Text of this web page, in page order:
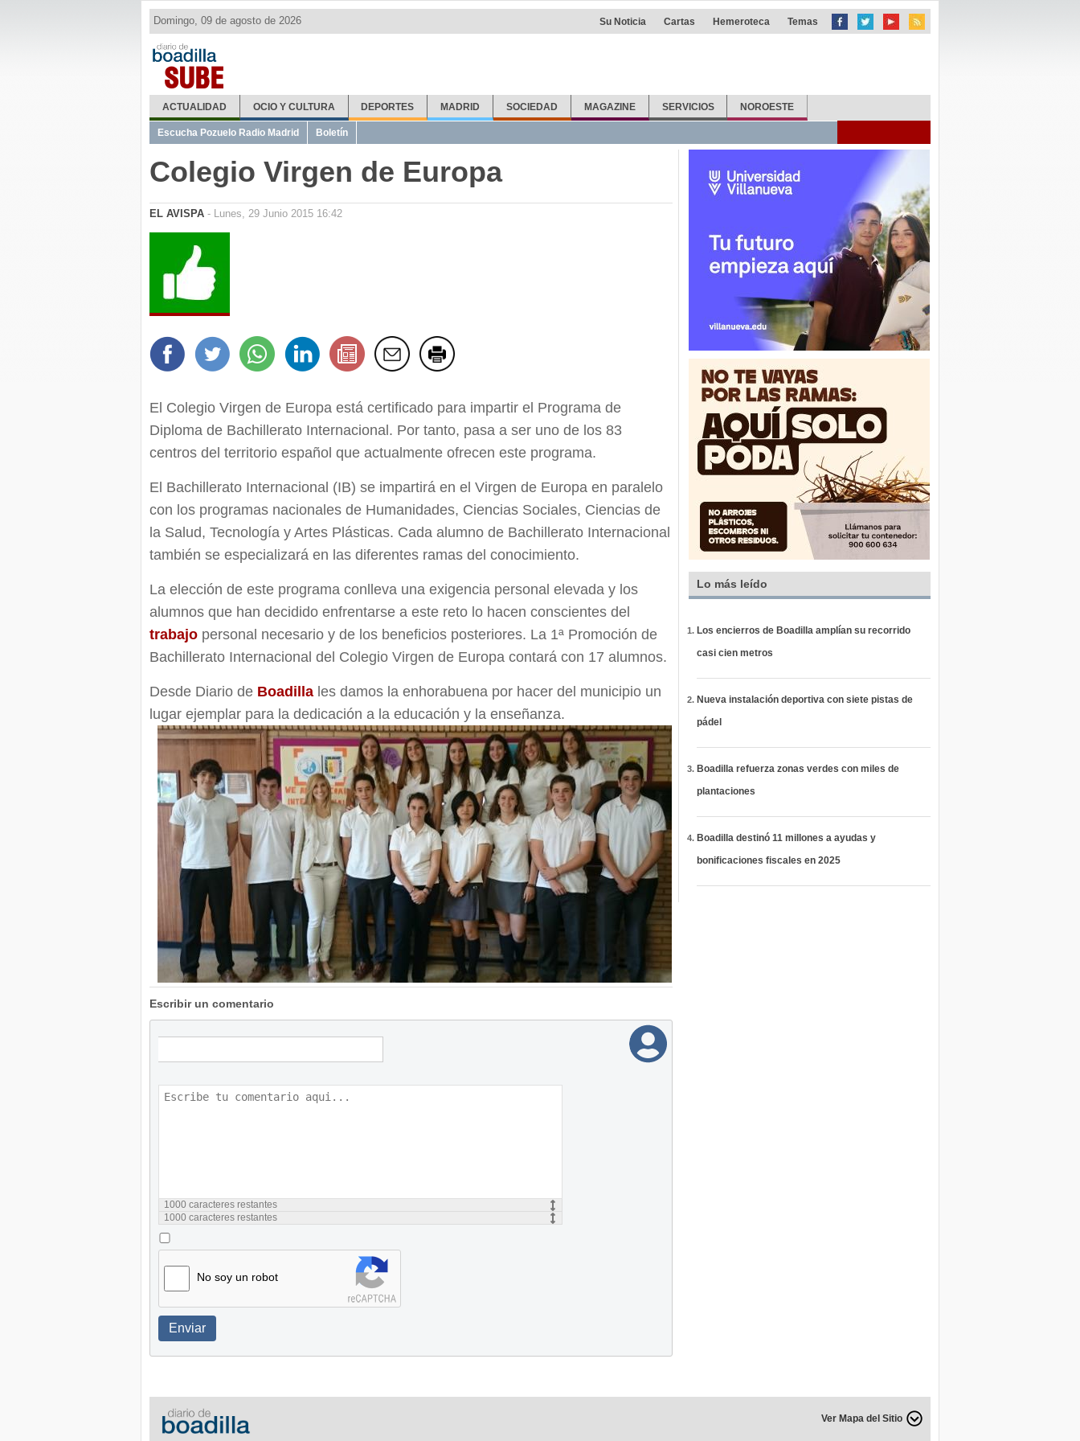
SUBE
Domingo, 09 de agosto de 2026 Su Noticia Cartas Hemeroteca Temas
ACTUALIDAD OCIO Y CULTURA DEPORTES MADRID SOCIEDAD MAGAZINE SERVICIOS NOROESTE
Escucha Pozuelo Radio Madrid Boletín
Colegio Virgen de Europa
EL AVISPA - Lunes, 29 Junio 2015 16:42
El Colegio Virgen de Europa está certificado para impartir el Programa de
Diploma de Bachillerato Internacional. Por tanto, pasa a ser uno de los 83
centros del territorio español que actualmente ofrecen este programa.
El Bachillerato Internacional (IB) se impartirá en el Virgen de Europa en paralelo
con los programas nacionales de Humanidades, Ciencias Sociales, Ciencias de
la Salud, Tecnología y Artes Plásticas. Cada alumno de Bachillerato Internacional
también se especializará en las diferentes ramas del conocimiento.
La elección de este programa conlleva una exigencia personal elevada y los
alumnos que han decidido enfrentarse a este reto lo hacen conscientes del
trabajo personal necesario y de los beneficios posteriores. La 1ª Promoción de
Bachillerato Internacional del Colegio Virgen de Europa contará con 17 alumnos.
Desde Diario de Boadilla les damos la enhorabuena por hacer del municipio un
lugar ejemplar para la dedicación a la educación y la enseñanza.
Escribir un comentario
1000 caracteres restantes
1000 caracteres restantes
No soy un robot
Enviar
Lo más leído
Los encierros de Boadilla amplían su recorrido
casi cien metros
Nueva instalación deportiva con siete pistas de
pádel
Boadilla refuerza zonas verdes con miles de
plantaciones
Boadilla destinó 11 millones a ayudas y
bonificaciones fiscales en 2025
Ver Mapa del Sitio